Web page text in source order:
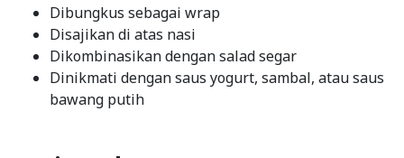
Dibungkus sebagai wrap
Disajikan di atas nasi
Dikombinasikan dengan salad segar
Dinikmati dengan saus yogurt, sambal, atau saus
bawang putih